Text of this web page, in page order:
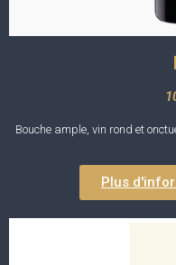
Bouche ample, vin rond et
Plus